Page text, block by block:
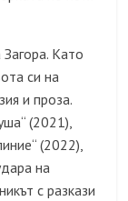
Като
си на
и проза.
(2021),
(2022),
на
с разкази